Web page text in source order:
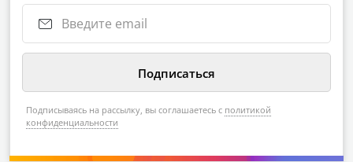
Подписываясь на рассылку, вы соглашаетесь с политикой
конфиденциальности